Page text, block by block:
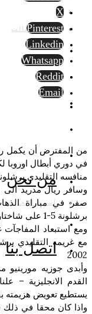
الرأي الثالث
من نحن
أسرة التحرير
اتصل بنا
X
Pinterest
Linkedin
Whatsapp
Reddit
Email
من المفترض أن يكمل
في دوري أبطال اوروبا
منافسه التقليدي
صفر في مباراة
برشلونة 5-1 على شاختار دونيتسك
ومع استبعاد
مع غريمه التقليدي
2002
وأبدى جوزيه مورينيو
القدم الانجليزية –
يستطيع تعويض هزيمته
واذا كان محقا في ذلك